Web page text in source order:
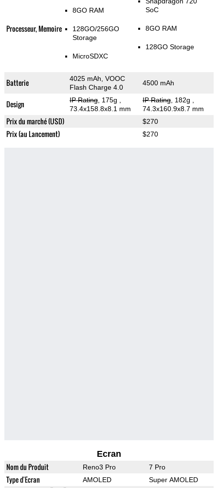
Processeur, Memoire
8GO RAM
128GO/256GO
Storage
MicroSDXC
SoC
8GO RAM
128GO Storage
Batterie
4025 mAh, VOOC
Flash Charge 4.0
4500 mAh
Design IP Rating, 175g
73.4x158.8x8.1 mm
IP Rating, 182g
74.3x160.9x8.7 mm
Prix du marché (USD) $270
Prix (au Lancement) $270
Ecran
Nom du Produit Reno3 Pro 7 Pro
Type d'Ecran AMOLED Super AMOLED